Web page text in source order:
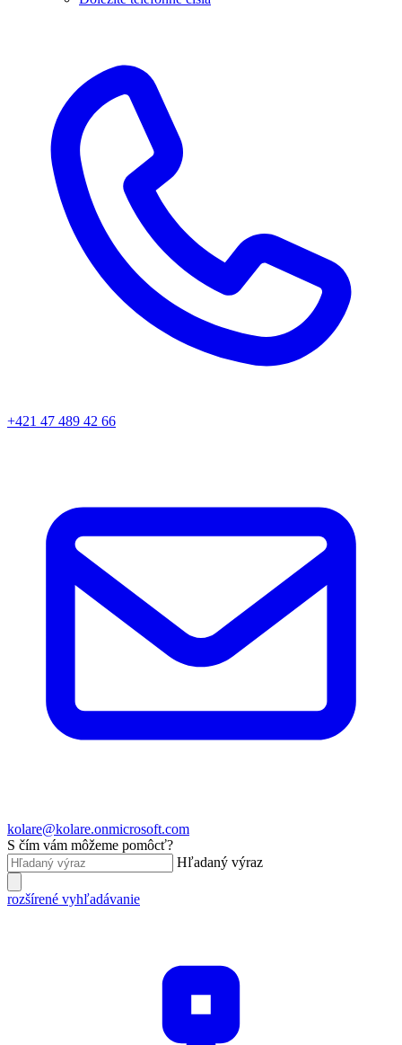
+421 47 489 42 66
kolare@kolare.onmicrosoft.com
S čím vám môžeme pomôcť?
Hľadaný výraz
rozšírené vyhľadávanie